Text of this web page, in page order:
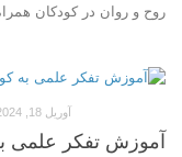
روح و روان در کودکان
آوریل 18, 2024
آموزش تفکر علمی